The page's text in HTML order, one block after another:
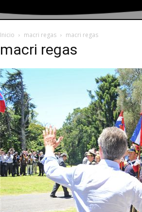
Inicio macri regas macri regas
macri regas